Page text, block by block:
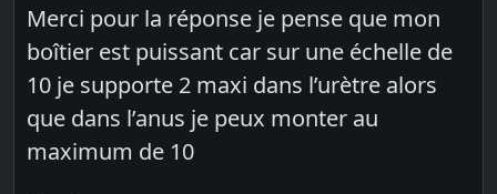
Merci pour la réponse je pense que mon
boîtier est puissant car sur une échelle de
10 je supporte 2 maxi dans l’urètre alors
que dans l’anus je peux monter au
maximum de 10